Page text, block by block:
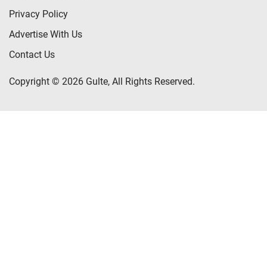
Privacy Policy
Advertise With Us
Contact Us
Copyright © 2026 Gulte, All Rights Reserved.